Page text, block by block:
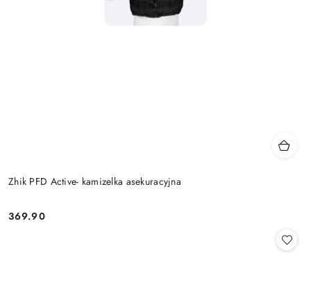
Zhik PFD Active- kamizelka asekuracyjna
Cena:
369.90